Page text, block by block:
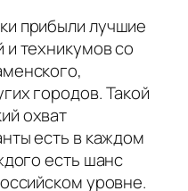
прибыли лучшие
и техникумов со
городов. Такой
охват
есть в каждом
есть шанс
уровне.